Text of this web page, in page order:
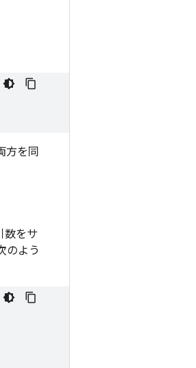
方を同
数をサ
のよう